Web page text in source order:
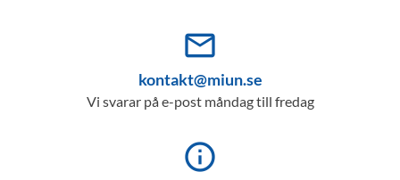
mail_outline
kontakt@miun.se
Vi svarar på e-post måndag till fredag
info_outline